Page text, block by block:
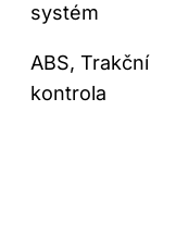
systém
ABS, Trakční
kontrola